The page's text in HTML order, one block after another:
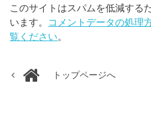
このサイトはスパムを低減する
います。 コメントデータの処理
覧ください。
トップページへ